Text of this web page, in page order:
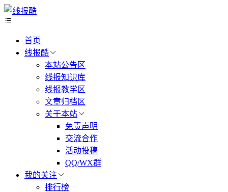
首页
线报酷
本站公告区
线报知识库
线报教学区
文章归档区
关于本站
免责声明
交流合作
活动投稿
QQ/WX群
我的关注
排行榜